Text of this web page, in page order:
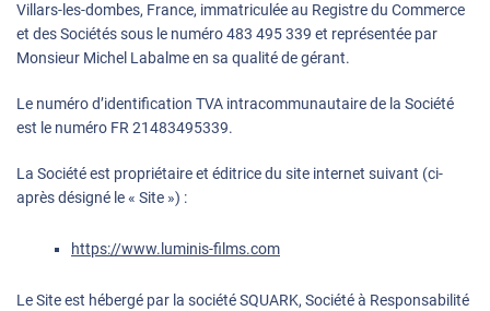
Villars-les-dombes, France, immatriculée au Registre du Commerce
et des Sociétés sous le numéro 483 495 339 et représentée par
Monsieur Michel Labalme en sa qualité de gérant.
Le numéro d’identification TVA intracommunautaire de la Société
est le numéro FR 21483495339.
La Société est propriétaire et éditrice du site internet suivant (ci-
après désigné le « Site ») :
https://www.luminis-films.com
Le Site est hébergé par la société SQUARK, Société à Responsabilité